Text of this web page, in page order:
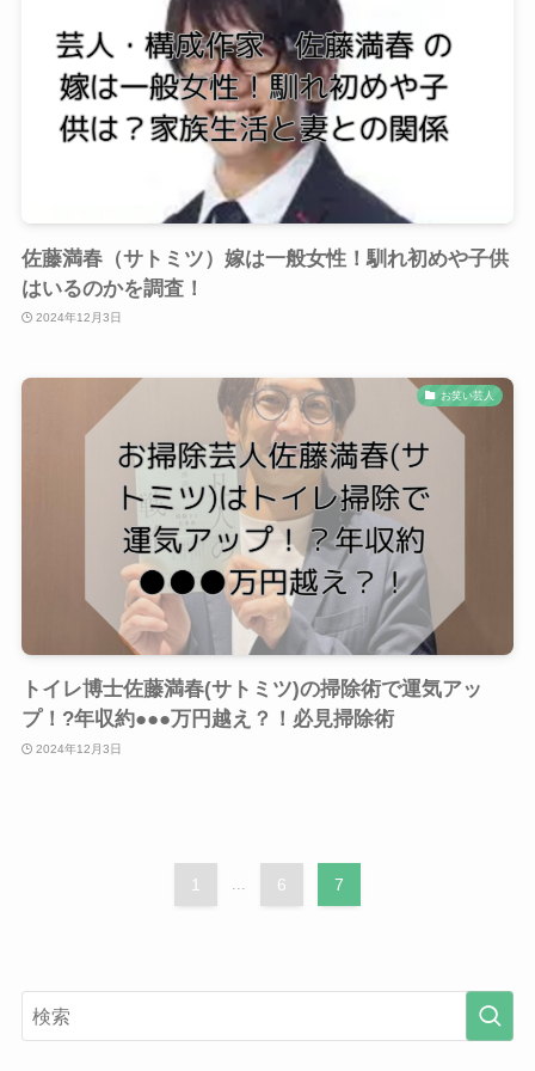
佐藤満春（サトミツ）嫁は一般女性！馴れ初めや子供
はいるのかを調査！
2024年12月3日
お笑い芸人
トイレ博士佐藤満春(サトミツ)の掃除術で運気アッ
プ！?年収約●●●万円越え？！必見掃除術
2024年12月3日
1 ... 6 7